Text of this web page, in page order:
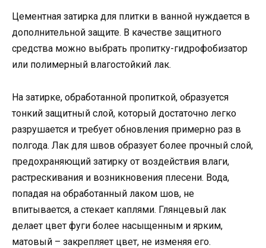
Цементная затирка для плитки в ванной нуждается в
дополнительной защите. В качестве защитного
средства можно выбрать пропитку-гидрофобизатор
или полимерный влагостойкий лак.
На затирке, обработанной пропиткой, образуется
тонкий защитный слой, который достаточно легко
разрушается и требует обновления примерно раз в
полгода. Лак для швов образует более прочный слой,
предохраняющий затирку от воздействия влаги,
растрескивания и возникновения плесени. Вода,
попадая на обработанный лаком шов, не
впитывается, а стекает каплями. Глянцевый лак
делает цвет фуги более насыщенным и ярким,
матовый – закрепляет цвет, не изменяя его.